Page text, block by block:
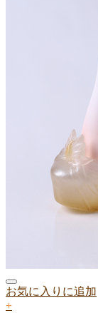
お気に入りに追加
+